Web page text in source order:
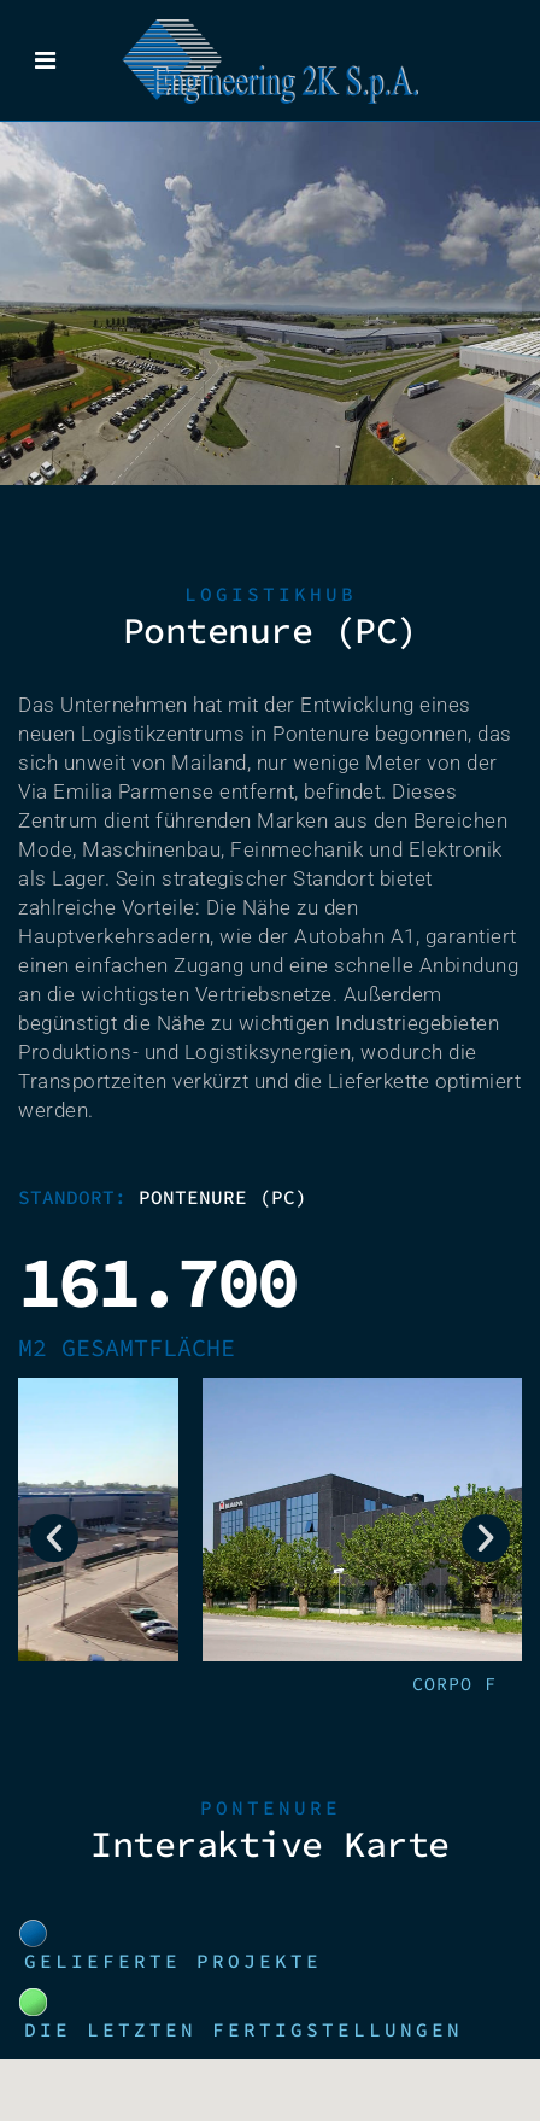
LOGISTIKHUB
Pontenure (PC)
Das Unternehmen hat mit der Entwicklung eines
neuen Logistikzentrums in Pontenure begonnen, das
sich unweit von Mailand, nur wenige Meter von der
Via Emilia Parmense entfernt, befindet. Dieses
Zentrum dient führenden Marken aus den Bereichen
Mode, Maschinenbau, Feinmechanik und Elektronik
als Lager. Sein strategischer Standort bietet
zahlreiche Vorteile: Die Nähe zu den
Hauptverkehrsadern, wie der Autobahn A1, garantiert
einen einfachen Zugang und eine schnelle Anbindung
an die wichtigsten Vertriebsnetze. Außerdem
begünstigt die Nähe zu wichtigen Industriegebieten
Produktions- und Logistiksynergien, wodurch die
Transportzeiten verkürzt und die Lieferkette optimiert
werden.
STANDORT: PONTENURE (PC)
M2 GESAMTFLÄCHE
161.700
PONTENURE
Interaktive Karte
GELIEFERTE PROJEKTE
DIE LETZTEN FERTIGSTELLUNGEN